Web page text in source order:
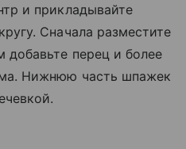
и прикладывайте
Сначала разместите
добавьте перец и более
Нижнюю часть шпажек